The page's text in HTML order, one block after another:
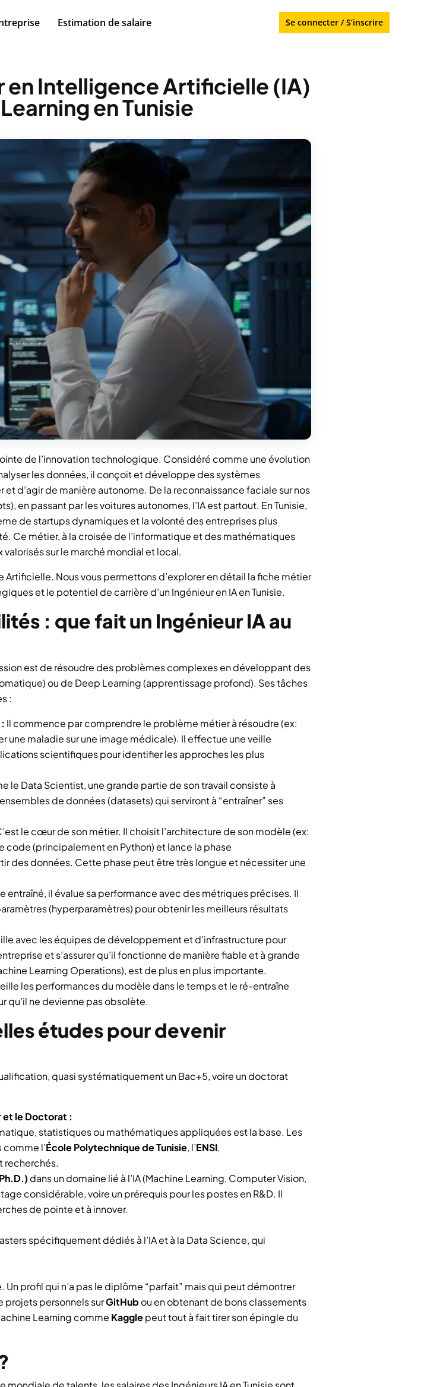
Estimation de salaire Se connecter / S’inscrire
en Intelligence Artificielle (IA)
en Tunisie
de l’innovation technologique. Considéré comme une évolution
les données, il conçoit et développe des systèmes
d’agir de manière autonome. De la reconnaissance faciale sur nos
en passant par les voitures autonomes, l’IA est partout. En Tunisie,
de startups dynamiques et la volonté des entreprises plus
Ce métier, à la croisée de l’informatique et des mathématiques
sur le marché mondial et local.
Artificielle. Nous vous permettons d’explorer en détail la fiche métier
et le potentiel de carrière d’un Ingénieur en IA en Tunisie.
: que fait un Ingénieur IA au
est de résoudre des problèmes complexes en développant des
ou de Deep Learning (apprentissage profond). Ses tâches
:
Il commence par comprendre le problème métier à résoudre (ex:
maladie sur une image médicale). Il effectue une veille
scientifiques pour identifier les approches les plus
le Data Scientist, une grande partie de son travail consiste à
de données (datasets) qui serviront à “entraîner” ses
le cœur de son métier. Il choisit l’architecture de son modèle (ex:
code (principalement en Python) et lance la phase
des données. Cette phase peut être très longue et nécessiter une
entraîné, il évalue sa performance avec des métriques précises. Il
(hyperparamètres) pour obtenir les meilleurs résultats
avec les équipes de développement et d’infrastructure pour
et s’assurer qu’il fonctionne de manière fiable et à grande
Learning Operations), est de plus en plus importante.
les performances du modèle dans le temps et le ré-entraîne
qu’il ne devienne pas obsolète.
études pour devenir
quasi systématiquement un Bac+5, voire un doctorat
et le Doctorat :
statistiques ou mathématiques appliquées est la base. Les
l’École Polytechnique de Tunisie, l’ENSI,
recherchés.
dans un domaine lié à l’IA (Machine Learning, Computer Vision,
considérable, voire un prérequis pour les postes en R&D. Il
de pointe et à innover.
spécifiquement dédiés à l’IA et à la Data Science, qui
profil qui n’a pas le diplôme “parfait” mais qui peut démontrer
projets personnels surGitHub ou en obtenant de bons classements
Learning comme Kagglepeut tout à fait tirer son épingle du